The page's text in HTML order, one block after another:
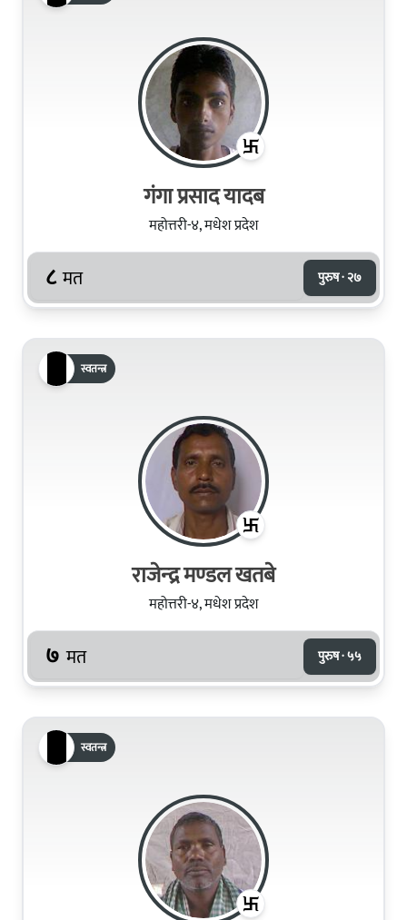
गंगा प्रसाद यादब
महोत्तरी-४, मधेश प्रदेश
८ मत पुरुष · २७
स्वतन्त्र
राजेन्‍द्र मण्‍डल खतबे
महोत्तरी-४, मधेश प्रदेश
७ मत पुरुष · ५५
स्वतन्त्र